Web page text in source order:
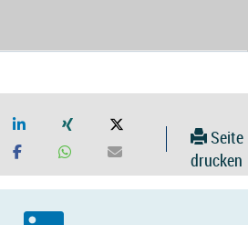
Seite
drucken